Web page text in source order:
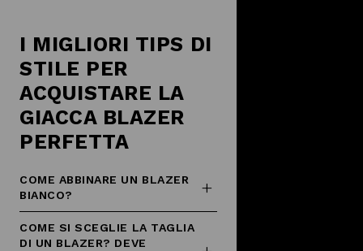
I MIGLIORI TIPS DI
STILE PER
ACQUISTARE LA
GIACCA BLAZER
PERFETTA
COME ABBINARE UN BLAZER
BIANCO?
COME SI SCEGLIE LA TAGLIA
DI UN BLAZER? DEVE